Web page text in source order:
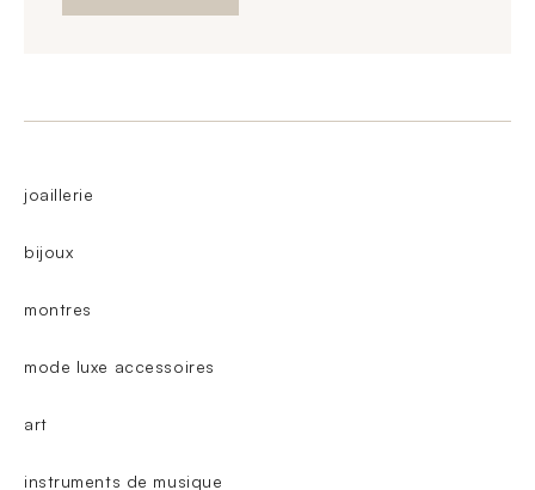
joaillerie
bijoux
montres
mode luxe accessoires
art
instruments de musique